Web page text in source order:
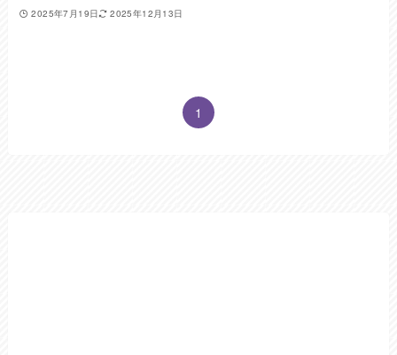
2025年7月19日 2025年12月13日
1